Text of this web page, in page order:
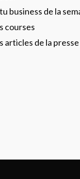
business de la
courses
articles de la presse